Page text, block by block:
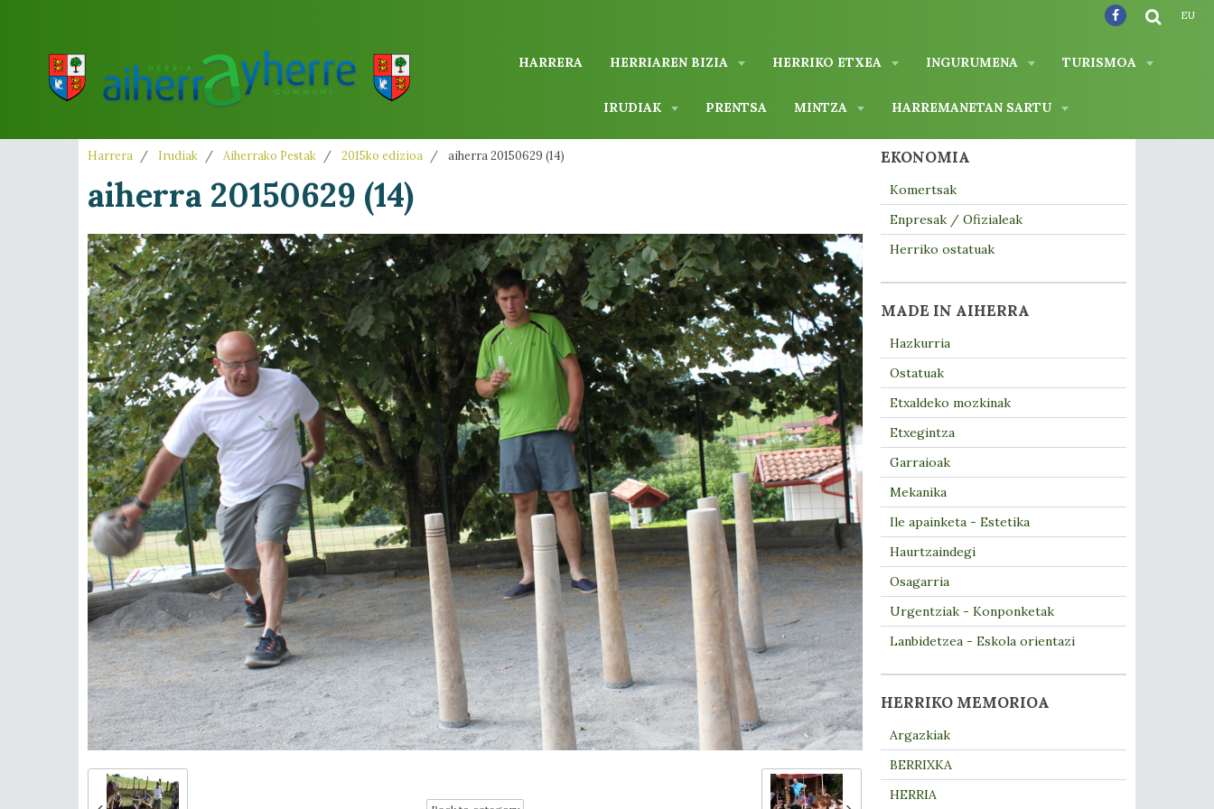
HARRERA HERRIAREN BIZIA HERRIKO ETXEA INGURUMENA TURISMOA
IRUDIAK PRENTSA MINTZA HARREMANETAN SARTU
EU
Harrera Irudiak Aiherrako Pestak 2015ko edizioa aiherra 20150629 (14)
aiherra 20150629 (14)
EKONOMIA
Komertsak
Enpresak / Ofizialeak
Herriko ostatuak
MADE IN AIHERRA
Hazkurria
Ostatuak
Etxaldeko mozkinak
Etxegintza
Garraioak
Mekanika
Ile apainketa - Estetika
Haurtzaindegi
Osagarria
Urgentziak - Konponketak
Lanbidetzea - Eskola orientazi
HERRIKO MEMORIOA
Argazkiak
BERRIXKA
HERRIA